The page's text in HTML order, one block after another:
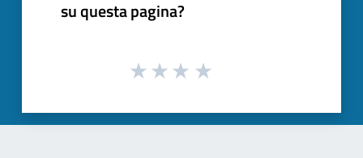
su questa pagina?